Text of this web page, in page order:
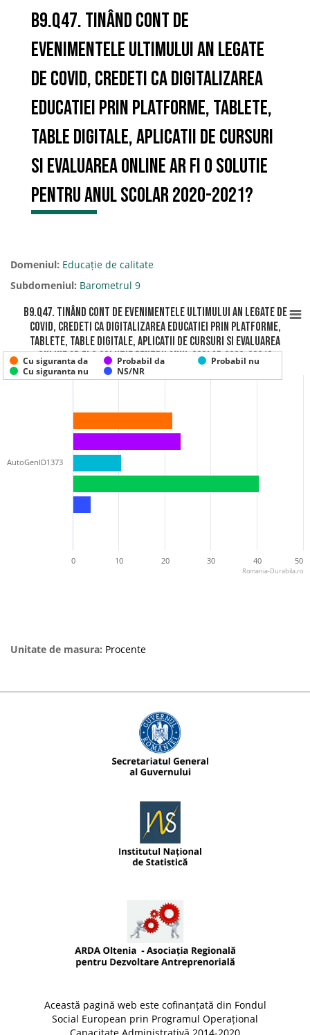
B9.Q47. Tinând cont de
evenimentele ultimului an legate
de COVID, credeti ca digitalizarea
educatiei prin platforme, tablete,
table digitale, aplicatii de cursuri
si evaluarea online ar fi o solutie
pentru anul scolar 2020-2021?
Domeniul: Educație de calitate
Subdomeniul: Barometrul 9
B9.Q47. Tinând cont de evenimentele ultimului an legate de
COVID, credeti ca digitalizarea educatiei prin platforme,
tablete, table digitale, aplicatii de cursuri si evaluarea
online ar fi o solutie pentru anul scolar 2020-2021?
Cu siguranta da Probabil da
Probabil nu
Cu siguranta nu
NS/NR
AutoGenID1373
0 10 20 30 40 50
Romania-Durabila.ro
Unitate de masura: Procente
Această pagină web este cofinanțată din Fondul
Social European prin Programul Operațional